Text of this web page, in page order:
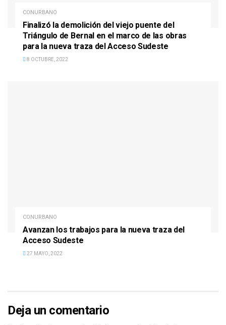
CONURBANO
Finalizó la demolición del viejo puente del
Triángulo de Bernal en el marco de las obras
para la nueva traza del Acceso Sudeste
8 OCTUBRE, 2022
CONURBANO
Avanzan los trabajos para la nueva traza del
Acceso Sudeste
27 MAYO, 2022
Deja un comentario